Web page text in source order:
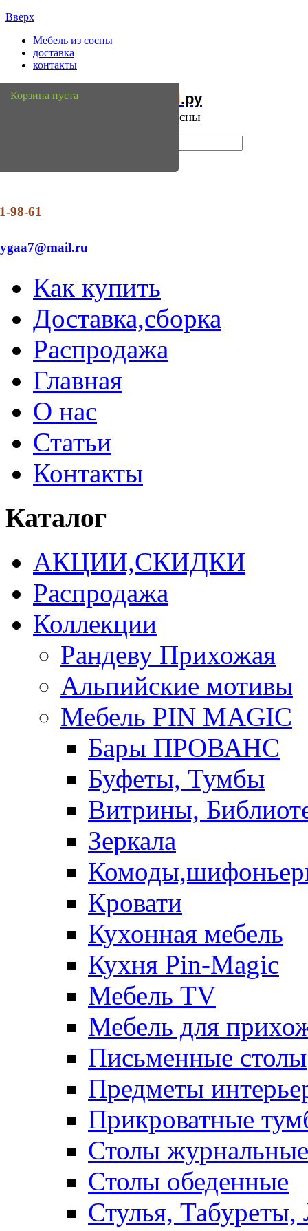
Вверх
Мебель из сосны
доставка
контакты
Мебель Сосны.ру
Интернет магазин мебели из сосны
98-61
Как купить
Доставка,сборка
Распродажа
Главная
О нас
Статьи
Контакты
Корзина пуста
Каталог
АКЦИИ,СКИДКИ
Распродажа
Коллекции
Рандеву Прихожая
Альпийские мотивы
Мебель PIN MAGIС
Бары ПРОВАНС
Буфеты, Тумбы
Витрины,
Зеркала
Кровати
Кухонная мебель
Кухня Pin-Magic
Мебель TV
Мебель для
Письменные столы
Предметы
Прикроватные
Столы журнальные
Столы обеденные
Стулья, Табуреты,